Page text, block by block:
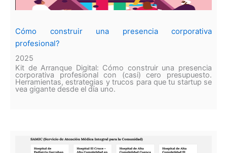
Cómo construir una presencia corporativa
profesional?
2025
Kit de Arranque Digital: Cómo construir una presencia
corporativa profesional con (casi) cero presupuesto.
Herramientas, estrategias y trucos para que tu startup se
vea gigante desde el día uno.